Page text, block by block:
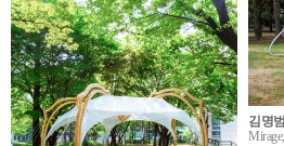
김명범
Mirage,